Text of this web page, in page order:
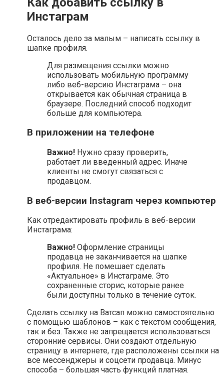
Инстаграм
Осталось дело за малым – написать ссылку в
шапке профиля.
Для размещения ссылки можно
использовать мобильную программу
либо веб-версию Инстаграма – она
открывается как обычная страница в
браузере. Последний способ подходит
больше для компьютера.
В приложении на телефоне
Важно! Нужно сразу проверить,
работает ли введенный адрес. Иначе
клиенты не смогут связаться с
продавцом.
В веб-версии Instagram через компьютер
Как отредактировать профиль в веб-версии
Инстаграма:
Важно! Оформление страницы
продавца не заканчивается на шапке
профиля. Не помешает сделать
«Актуальное» в Инстаграме. Это
сохраненные сторис, которые ранее
были доступны только в течение суток.
Сделать ссылку на Ватсап можно самостоятельно
с помощью шаблонов – как с текстом сообщения,
так и без. Также не запрещается использоваться
сторонние сервисы. Они создают отдельную
страницу в интернете, где расположены ссылки на
все мессенджеры и соцсети продавца. Минус
способа – большая часть функций платная.